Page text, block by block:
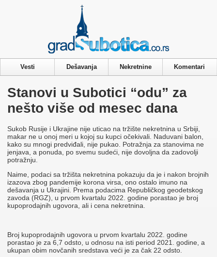
Vesti Dešavanja Nekretnine Komentari
Stanovi u Subotici “odu” za
nešto više od mesec dana
Sukob Rusije i Ukrajine nije uticao na tržište nekretnina u Srbiji,
makar ne u onoj meri u kojoj su kupci očekivali. Naduvani balon,
kako su mnogi predviđali, nije pukao. Potražnja za stanovima ne
jenjava, a ponuda, po svemu sudeći, nije dovoljna da zadovolji
potražnju.
Naime, podaci sa tržišta nekretnina pokazuju da je i nakon brojnih
izazova zbog pandemije korona virsa, ono ostalo imuno na
dešavanja u Ukrajini. Prema podacima Republičkog geodetskog
zavoda (RGZ), u prvom kvartalu 2022. godine porastao je broj
kupoprodajnih ugovora, ali i cena nekretnina.
Broj kupoprodajnih ugovora u prvom kvartalu 2022. godine
porastao je za 6,7 odsto, u odnosu na isti period 2021. godine, a
ukupan obim novčanih sredstava veći je za čak 22 odsto.
Privacy & Cookies Policy